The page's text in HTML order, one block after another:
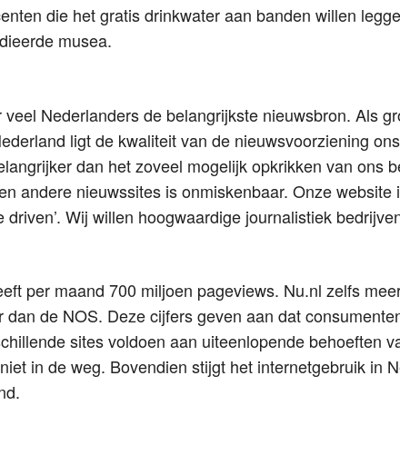
die het gratis drinkwater aan banden willen
musea.
veel Nederlanders de belangrijkste nieuwsbron. Als
ligt de kwaliteit van de nieuwsvoorziening
dan het zoveel mogelijk opkrikken van ons
andere nieuwssites is onmiskenbaar. Onze website
driven’. Wij willen hoogwaardige journalistiek
per maand 700 miljoen pageviews. Nu.nl zelfs
dan de NOS. Deze cijfers geven aan dat
sites voldoen aan uiteenlopende behoeften
in de weg. Bovendien stijgt het internetgebruik in